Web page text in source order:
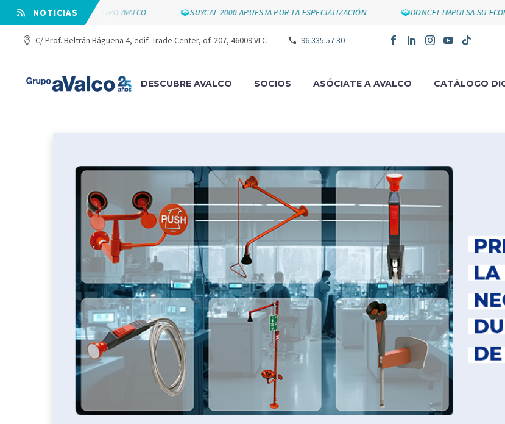
⠀NOTICIAS
LOS 25 AÑOS DE GRUPO AVALCO SUYCAL 2000 APUESTA POR LA ESPECIALIZACIÓN DONCEL IMPULSA SU
C/ Prof. Beltrán Báguena 4, edif. Trade Center, of. 207, 46009 VLC 96 335 57 30
DESCUBRE AVALCO SOCIOS ASÓCIATE A AVALCO CATÁLOGO